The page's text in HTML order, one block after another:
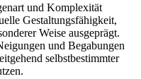
und Komplexität
Gestaltungsfähigkeit,
Weise ausgeprägt.
und Begabungen
selbstbestimmter